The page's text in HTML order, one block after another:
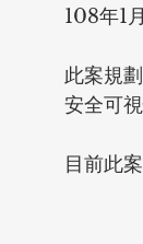
108年1
此案規
安全可
目前此